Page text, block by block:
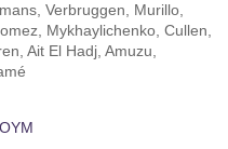
Verbruggen, Murillo,
Mykhaylichenko, Cullen,
Ait El Hadj, Amuzu,